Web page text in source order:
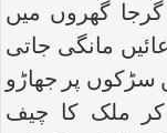
گھروں میں
مانگی جاتی
پر جھاڑو
کر ملک کا چیف